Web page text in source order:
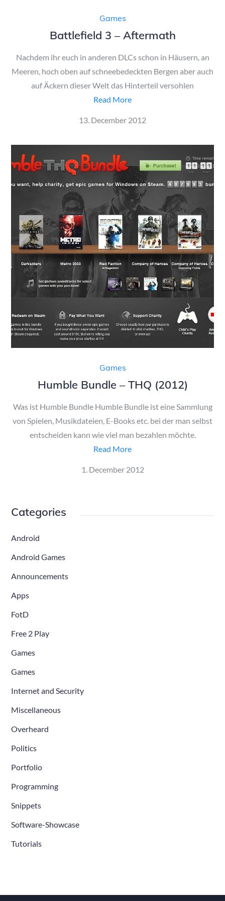
Games
Battlefield 3 – Aftermath
Nachdem ihr euch in anderen DLCs schon in Häusern, an
Meeren, hoch oben auf schneebedeckten Bergen aber auch
auf Äckern dieser Welt das Hinterteil versohlen
Read More
Posted
13. December 2012
Games
Humble Bundle – THQ (2012)
Was ist Humble Bundle Humble Bundle ist eine Sammlung
von Spielen, Musikdateien, E-Books etc. bei der man selbst
entscheiden kann wie viel man bezahlen möchte.
Read More
Posted
1. December 2012
Categories
Android
Android Games
Announcements
Apps
FotD
Free 2 Play
Games
Games
Internet and Security
Miscellaneous
Overheard
Politics
Portfolio
Programming
Snippets
Software-Showcase
Tutorials